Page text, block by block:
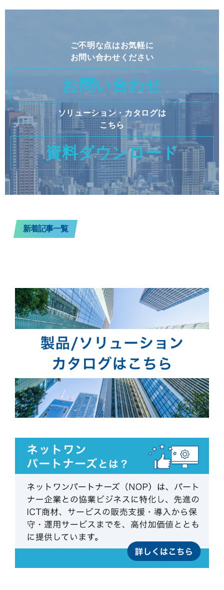
ご不明な点はお気軽に
お問い合わせください
お問い合わせ
ソリューション・カタログは
こちら
資料ダウンロード
新着記事一覧